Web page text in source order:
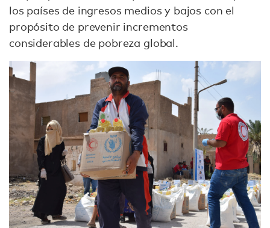
los países de ingresos medios y bajos con el
propósito de prevenir incrementos
considerables de pobreza global.